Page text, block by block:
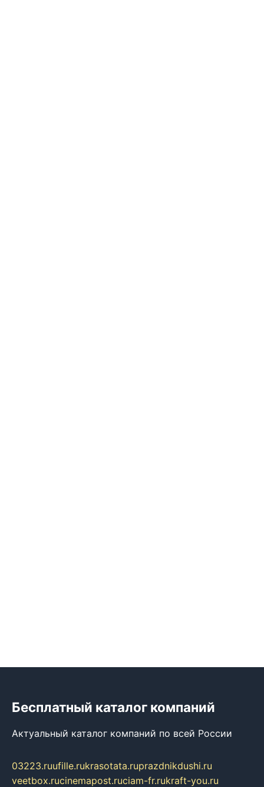
Бесплатный каталог компаний
Актуальный каталог компаний по всей России
03223.ruufille.rukrasotata.ruprazdnikdushi.ru
veetbox.rucinemapost.ruciam-fr.rukraft-you.ru